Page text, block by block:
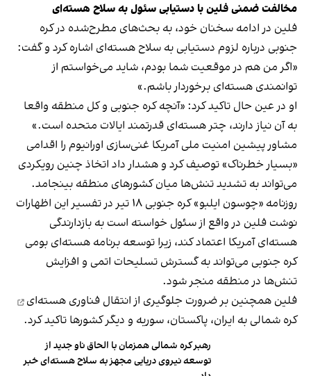
مخالفت ضمنی فلین با دستیابی سئول به سلاح هسته‌ای
فلین در ادامه سخنان خود، به بحث‌های مطرح‌شده در کره
جنوبی درباره لزوم دستیابی به سلاح هسته‌ای اشاره کرد و گفت:
«اگر من هم در موقعیت شما بودم، شاید می‌خواستم از
توانمندی هسته‌ای برخوردار باشم.»
او در عین حال تاکید کرد: «آنچه کره جنوبی و کل منطقه واقعا
به آن نیاز دارند، چتر هسته‌ای قدرتمند ایالات متحده است.»
مشاور پیشین امنیت ملی آمریکا غنی‌سازی اورانیوم را اقدامی
«بسیار خطرناک» توصیف کرد و هشدار داد اتخاذ چنین رویکردی
می‌تواند به تشدید تنش‌ها میان کشورهای منطقه بینجامد.
روزنامه «چوسون ایلبو» کره جنوبی ۱۸ تیر در تفسیر این اظهارات
نوشت فلین در واقع از سئول خواسته است به بازدارندگی
هسته‌ای آمریکا اعتماد کند، زیرا توسعه برنامه هسته‌ای بومی
کره جنوبی می‌تواند به گسترش تسلیحات اتمی و افزایش
تنش‌ها در منطقه منجر شود.
فلین همچنین بر ضرورت جلوگیری از انتقال فناوری هسته‌ای
کره شمالی به ایران، پاکستان، سوریه و دیگر کشورها تاکید کرد.
رهبر کره شمالی همزمان با الحاق ناو جدید از
توسعه نیروی دریایی مجهز به سلاح هسته‌ای خبر